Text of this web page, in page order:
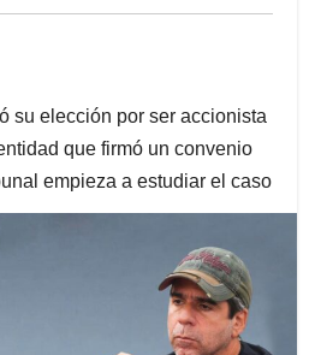
su elección por ser accionista
que firmó un convenio
empieza a estudiar el caso